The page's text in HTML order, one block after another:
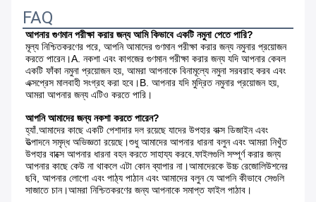
FAQ
আপনার গুণমান পরীক্ষা করার জন্য আমি কিভাবে একটি নমুনা পেতে পারি?
মূল্য নিশ্চিতকরণের পরে, আপনি আমাদের গুণমান পরীক্ষা করার জন্য নমুনার প্রয়োজন
করতে পারেন।A. নকশা এবং কাগজের গুণমান পরীক্ষা করার জন্য যদি আপনার কেবল
একটি ফাঁকা নমুনা প্রয়োজন হয়, আমরা আপনাকে বিনামূল্যে নমুনা সরবরাহ করব এবং
এক্সপ্রেস মালবাহী সংগ্রহ করা হবে।B. আপনার যদি মুদ্রিত নমুনার প্রয়োজন হয়,
আমরা আপনার জন্য এটিও করতে পারি।
আপনি আমাদের জন্য নকশা করতে পারেন?
হ্যাঁ.আমাদের কাছে একটি পেশাদার দল রয়েছে যাদের উপহার বাক্স ডিজাইন এবং
উত্পাদনে সমৃদ্ধ অভিজ্ঞতা রয়েছে।শুধু আমাদের আপনার ধারনা বলুন এবং আমরা নিখুঁত
উপহার বাক্সে আপনার ধারনা বহন করতে সাহায্য করবে.ফাইলগুলি সম্পূর্ণ করার জন্য
আপনার কাছে কেউ না থাকলে এটা কোন ব্যাপার না।আমাদেরকে উচ্চ রেজোলিউশনের
ছবি, আপনার লোগো এবং পাঠ্য পাঠান এবং আমাদের বলুন যে আপনি কীভাবে সেগুলি
সাজাতে চান।আমরা নিশ্চিতকরণের জন্য আপনাকে সমাপ্ত ফাইল পাঠাব।